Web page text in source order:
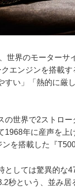
世界のモーターサ
クエンジンを搭載
すい」「熱的に厳
の世界で2ストロ
1968年に産声を
を搭載した『T500
としては驚異的な
秒という、並み